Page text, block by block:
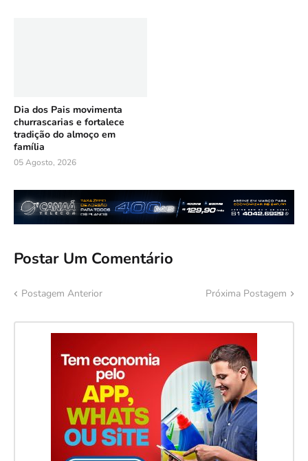
Dia dos Pais movimenta
churrascarias e fortalece
tradição do almoço em
família
05 Agosto, 2026
Postar Um Comentário
Postagem Anterior Próxima Postagem